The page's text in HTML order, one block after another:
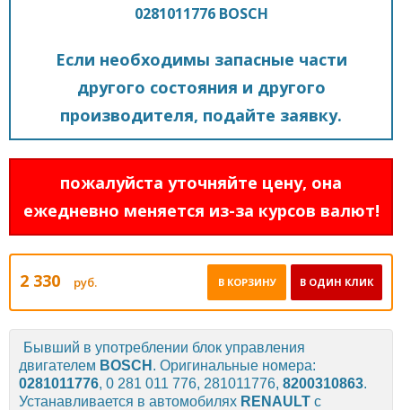
0281011776 BOSCH
Если необходимы запасные части
другого состояния и другого
производителя, подайте заявку.
пожалуйста уточняйте цену, она
ежедневно меняется из-за курсов валют!
2 330 руб. В ОДИН КЛИК
В КОРЗИНУ
Бывший в употреблении блок управления
двигателем BOSCH . Оригинальные номера:
0281011776, 0 281 011 776, 281011776, 8200310863.
Устанавливается в автомобилях RENAULT с